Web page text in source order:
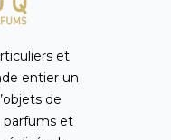
et
entier un
de
parfums et